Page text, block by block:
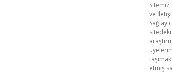
ve
etmiş